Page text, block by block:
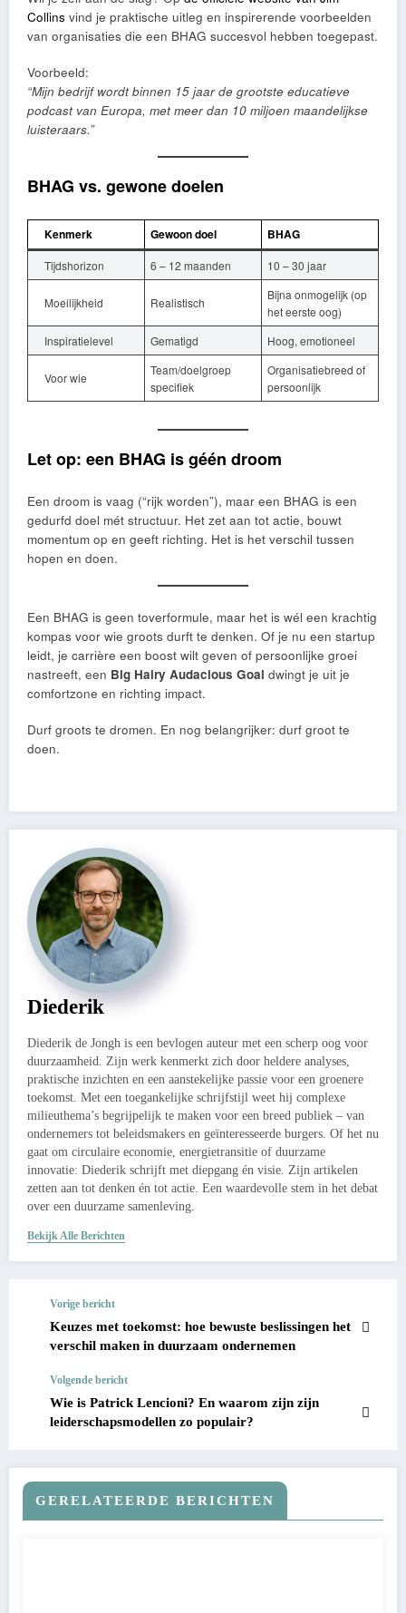
Collins vind je praktische uitleg en inspirerende voorbeelden
van organisaties die een BHAG succesvol hebben toegepast.
Voorbeeld:
“Mijn bedrijf wordt binnen 15 jaar de grootste educatieve
podcast van Europa, met meer dan 10 miljoen maandelijkse
luisteraars.”
BHAG vs. gewone doelen
Kenmerk Gewoon doel BHAG
Tijdshorizon 6 – 12 maanden 10 – 30 jaar
Moeilijkheid Realistisch
Bijna onmogelijk (op
het eerste oog)
Inspiratielevel
Gematigd Hoog, emotioneel
Voor wie
Team/doelgroep
specifiek
Organisatiebreed of
persoonlijk
Let op: een BHAG is géén droom
Een droom is vaag (“rijk worden”), maar een BHAG is een
gedurfd doel mét structuur. Het zet aan tot actie, bouwt
momentum op en geeft richting. Het is het verschil tussen
hopen en doen.
Een BHAG is geen toverformule, maar het is wél een krachtig
kompas voor wie groots durft te denken. Of je nu een startup
leidt, je carrière een boost wilt geven of persoonlijke groei
nastreeft, een Big Hairy Audacious Goal dwingt je uit je
comfortzone en richting impact.
Durf groots te dromen. En nog belangrijker: durf groot te
doen.
Diederik
Diederik de Jongh is een bevlogen auteur met een scherp oog voor
duurzaamheid. Zijn werk kenmerkt zich door heldere analyses,
praktische inzichten en een aanstekelijke passie voor een groenere
toekomst. Met een toegankelijke schrijfstijl weet hij complexe
milieuthema’s begrijpelijk te maken voor een breed publiek – van
ondernemers tot beleidsmakers en geïnteresseerde burgers. Of het nu
gaat om circulaire economie, energietransitie of duurzame
innovatie: Diederik schrijft met diepgang én visie. Zijn artikelen
zetten aan tot denken én tot actie. Een waardevolle stem in het debat
over een duurzame samenleving.
Bekijk Alle Berichten
Vorige bericht
Keuzes met toekomst: hoe bewuste beslissingen het
verschil maken in duurzaam ondernemen
Volgende bericht
Wie is Patrick Lencioni? En waarom zijn zijn
leiderschapsmodellen zo populair?
GERELATEERDE BERICHTEN